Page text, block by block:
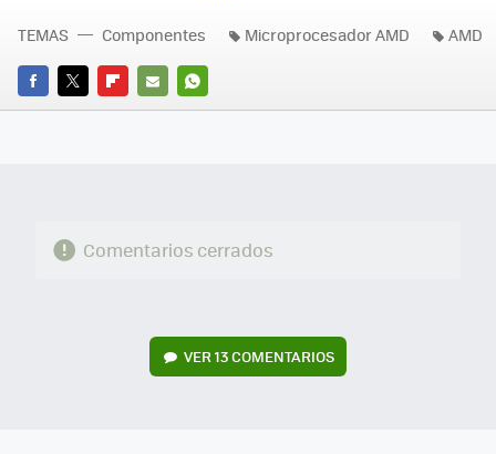
FACEBOOK
TWITTERFLIPBOARD
E-
WHATSAPP
TEMAS Componentes Microprocesador AMD AMD
Comentarios cerrados
VER13 COMENTARIOS